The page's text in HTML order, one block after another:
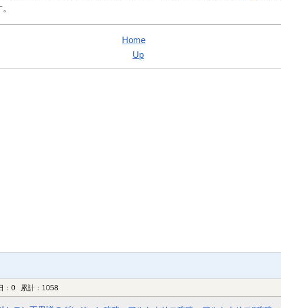
Home
Up
：0 累計：1058